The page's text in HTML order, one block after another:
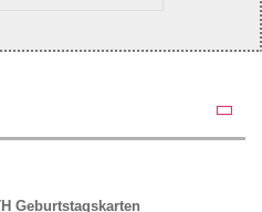
Geburtstagskarten